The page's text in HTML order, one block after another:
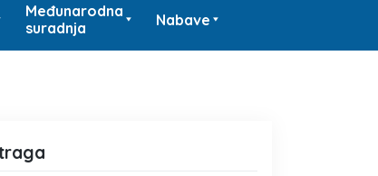
Međunarodna
suradnja
Nabave